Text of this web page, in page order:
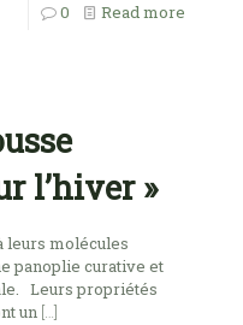
0 Read more
l’hiver »
leurs molécules
panoplie curative et
Leurs propriétés
un […]